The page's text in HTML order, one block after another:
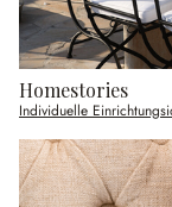
Homestories
Individuelle